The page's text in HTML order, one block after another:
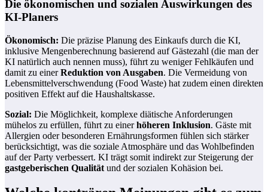
Die ökonomischen und sozialen Auswirkungen des
KI-Planers
Ökonomisch: Die präzise Planung des Einkaufs durch die KI,
inklusive Mengenberechnung basierend auf Gästezahl (die man der
KI natürlich auch nennen muss), führt zu weniger Fehlkäufen und
damit zu einerReduktion von Ausgaben. Die Vermeidung von
Lebensmittelverschwendung (Food Waste) hat zudem einen direkten
positiven Effekt auf die Haushaltskasse.
Sozial: Die Möglichkeit, komplexe diätische Anforderungen
mühelos zu erfüllen, führt zu einerhöheren Inklusion. Gäste mit
Allergien oder besonderen Ernährungsformen fühlen sich stärker
berücksichtigt, was die soziale Atmosphäre und das Wohlbefinden
auf der Party verbessert. KI trägt somit indirekt zur Steigerung der
gastgeberischen Qualität und der sozialen Kohäsion bei.